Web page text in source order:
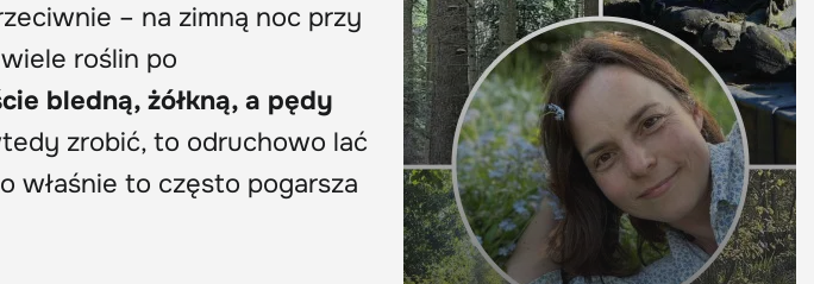
– na zimną noc przy
roślin po
bledną, żółkną, a pędy
zrobić, to odruchowo lać
właśnie to często pogarsza